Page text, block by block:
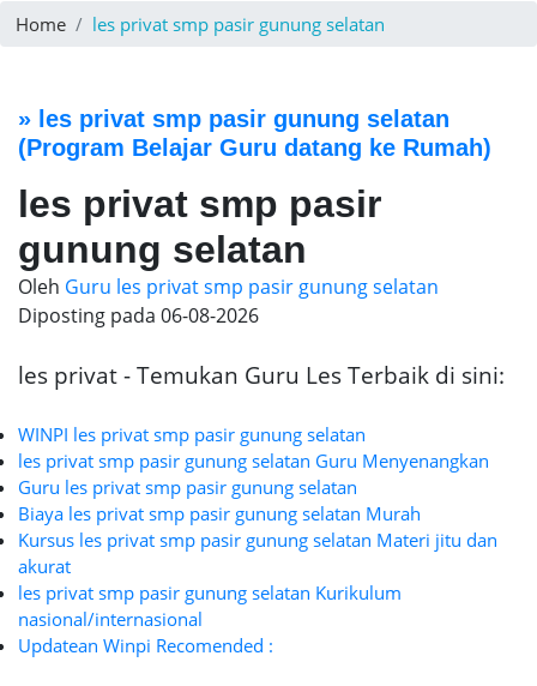
Home les privat smp pasir gunung selatan
» les privat smp pasir gunung selatan
(Program Belajar Guru datang ke Rumah)
les privat smp pasir
gunung selatan
Oleh Guru les privat smp pasir gunung selatan
Diposting pada 06-08-2026
les privat - Temukan Guru Les Terbaik di sini:
WINPI les privat smp pasir gunung selatan
les privat smp pasir gunung selatan Guru Menyenangkan
Guru les privat smp pasir gunung selatan
Biaya les privat smp pasir gunung selatan Murah
Kursus les privat smp pasir gunung selatan Materi jitu dan
akurat
les privat smp pasir gunung selatan Kurikulum
nasional/internasional
Updatean Winpi Recomended :